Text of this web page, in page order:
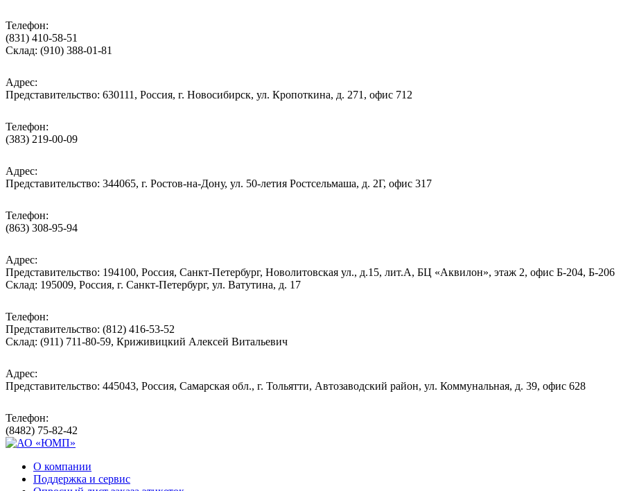
Телефон:
(831) 410-58-51
Склад: (910) 388-01-81
Адрес:
Представительство: 630111, Россия, г. Новосибирск, ул. Кропоткина, д. 271, офис 712
Телефон:
(383) 219-00-09
Адрес:
Представительство: 344065, г. Ростов-на-Дону, ул. 50-летия Ростсельмаша, д. 2Г, офис 317
Телефон:
(863) 308-95-94
Адрес:
Представительство: 194100, Россия, Санкт-Петербург, Новолитовская ул., д.15, лит.А, БЦ «Аквилон», этаж 2, офис Б-204, Б-206
Склад: 195009, Россия, г. Санкт-Петербург, ул. Ватутина, д. 17
Телефон:
Представительство: (812) 416-53-52
Склад: (911) 711-80-59, Криживицкий Алексей Витальевич
Адрес:
Представительство: 445043, Россия, Самарская обл., г. Тольятти, Автозаводский район, ул. Коммунальная, д. 39, офис 628
Телефон:
(8482) 75-82-42
О компании
Поддержка и сервис